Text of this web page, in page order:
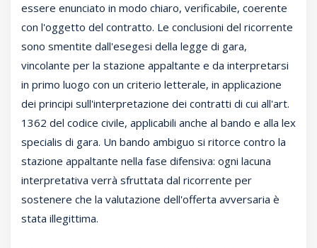
essere enunciato in modo chiaro, verificabile, coerente
con l'oggetto del contratto. Le conclusioni del ricorrente
sono smentite dall'esegesi della legge di gara,
vincolante per la stazione appaltante e da interpretarsi
in primo luogo con un criterio letterale, in applicazione
dei principi sull'interpretazione dei contratti di cui all'art.
1362 del codice civile, applicabili anche al bando e alla lex
specialis di gara. Un bando ambiguo si ritorce contro la
stazione appaltante nella fase difensiva: ogni lacuna
interpretativa verrà sfruttata dal ricorrente per
sostenere che la valutazione dell'offerta avversaria è
stata illegittima.